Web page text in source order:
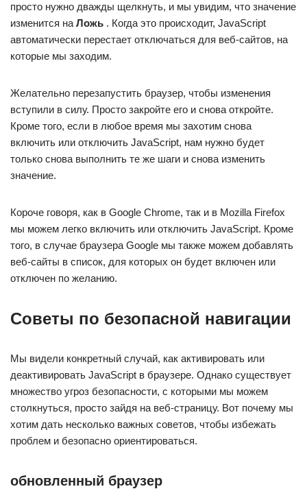
просто нужно дважды щелкнуть, и мы увидим, что значение
изменится на Ложь . Когда это происходит, JavaScript
автоматически перестает отключаться для веб-сайтов, на
которые мы заходим.
Желательно перезапустить браузер, чтобы изменения
вступили в силу. Просто закройте его и снова откройте.
Кроме того, если в любое время мы захотим снова
включить или отключить JavaScript, нам нужно будет
только снова выполнить те же шаги и снова изменить
значение.
Короче говоря, как в Google Chrome, так и в Mozilla Firefox
мы можем легко включить или отключить JavaScript. Кроме
того, в случае браузера Google мы также можем добавлять
веб-сайты в список, для которых он будет включен или
отключен по желанию.
Советы по безопасной навигации
Мы видели конкретный случай, как активировать или
деактивировать JavaScript в браузере. Однако существует
множество угроз безопасности, с которыми мы можем
столкнуться, просто зайдя на веб-страницу. Вот почему мы
хотим дать несколько важных советов, чтобы избежать
проблем и безопасно ориентироваться.
обновленный браузер